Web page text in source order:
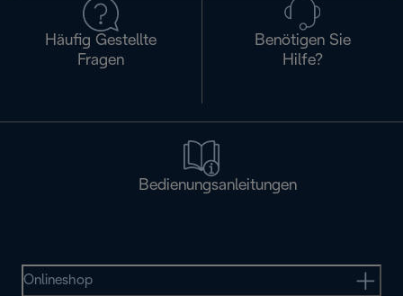
Häufig Gestellte
Fragen
Benötigen Sie
Hilfe?
Bedienungsanleitungen
Onlineshop